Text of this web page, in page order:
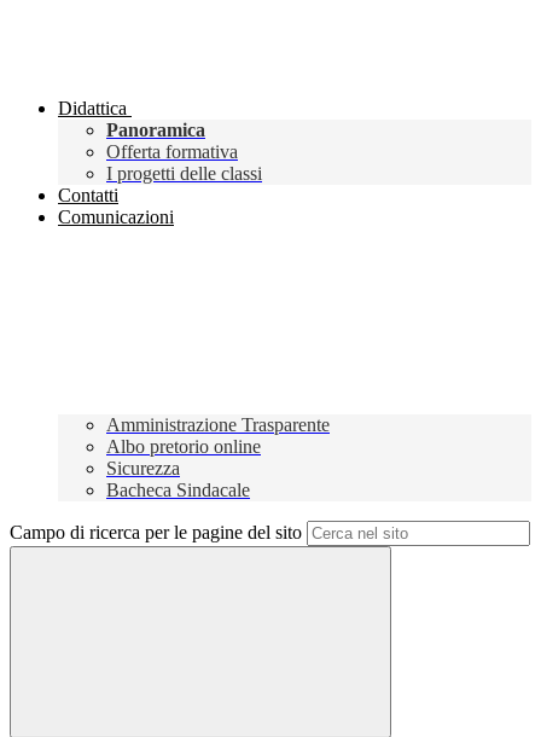
Didattica
Panoramica
Offerta formativa
I progetti delle classi
Contatti
Comunicazioni
Amministrazione Trasparente
Albo pretorio online
Sicurezza
Bacheca Sindacale
Campo di ricerca per le pagine del sito